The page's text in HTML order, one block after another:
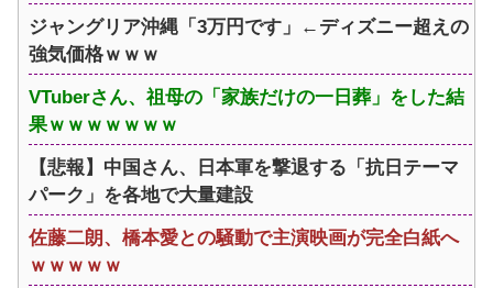
ジャングリア沖縄「3万円です」←ディズニー超えの
強気価格ｗｗｗ
VTuberさん、祖母の「家族だけの一日葬」をした結
果ｗｗｗｗｗｗｗ
【悲報】中国さん、日本軍を撃退する「抗日テーマ
パーク」を各地で大量建設
佐藤二朗、橋本愛との騒動で主演映画が完全白紙へ
ｗｗｗｗｗ